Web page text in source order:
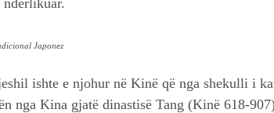
Japonez
ishte e njohur në Kinë që nga shekulli i
nga Kina gjatë dinastisë Tang (Kinë 618-